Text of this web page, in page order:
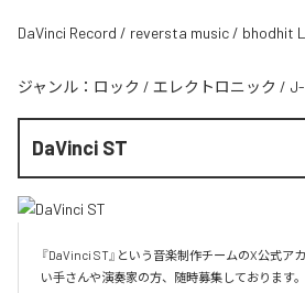
DaVinci Record / reversta music / bhodhit
ジャンル： ロック / エレクトロニック /
DaVinci ST
『DaVinci ST』という音楽制作チームのX公式ア
い手さんや演奏家の方、随時募集しております。